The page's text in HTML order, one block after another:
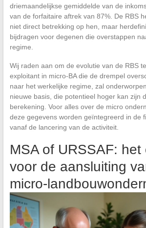
driemaandelijkse gemiddelde van de
van de forfaitaire aftrek van 87%. De RBS
niet direct betrekking op hen, maar
bijdragen voor degenen die overstappen
regime.
Wij raden aan om de evolutie van de RBS
exploitant in micro-BA die de drempel
naar het werkelijke regime, zal
nieuwe basis, die potentieel hoger kan zijn
berekening. Voor alles over de micro
deze gegevens worden geïntegreerd in de
vanaf de lancering van de activiteit.
MSA of URSSAF: het
voor de aansluiting
micro-